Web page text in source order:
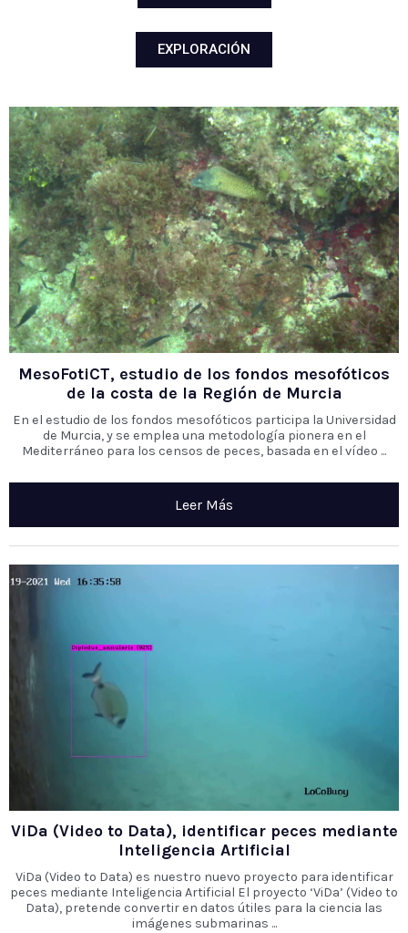
EXPLORACIÓN
MesoFotiCT, estudio de los fondos mesofóticos
de la costa de la Región de Murcia
En el estudio de los fondos mesofóticos participa la Universidad
de Murcia, y se emplea una metodología pionera en el
Mediterráneo para los censos de peces, basada en el vídeo ...
Leer Más
ViDa (Video to Data), identificar peces mediante
Inteligencia Artificial
ViDa (Video to Data) es nuestro nuevo proyecto para identificar
peces mediante Inteligencia Artificial El proyecto ‘ViDa’ (Video to
Data), pretende convertir en datos útiles para la ciencia las
imágenes submarinas ...